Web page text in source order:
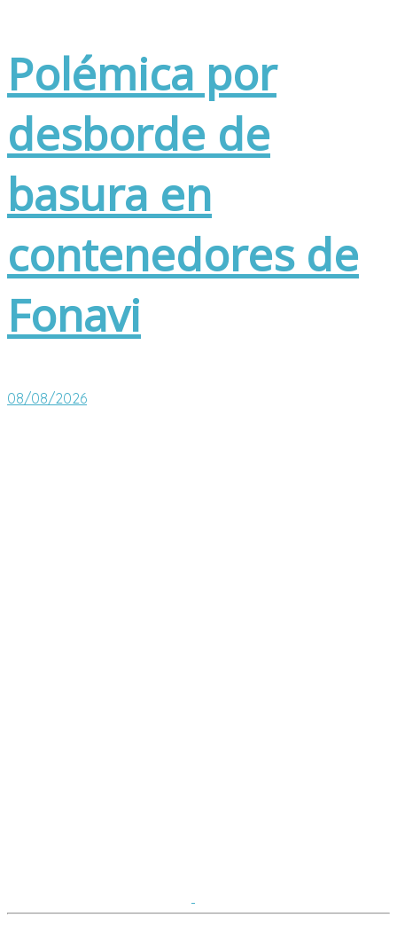
Polémica por
desborde de
basura en
contenedores de
Fonavi
08/08/2026